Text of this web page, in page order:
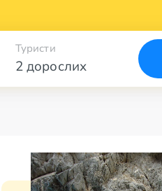
2 дорослих
Туристи